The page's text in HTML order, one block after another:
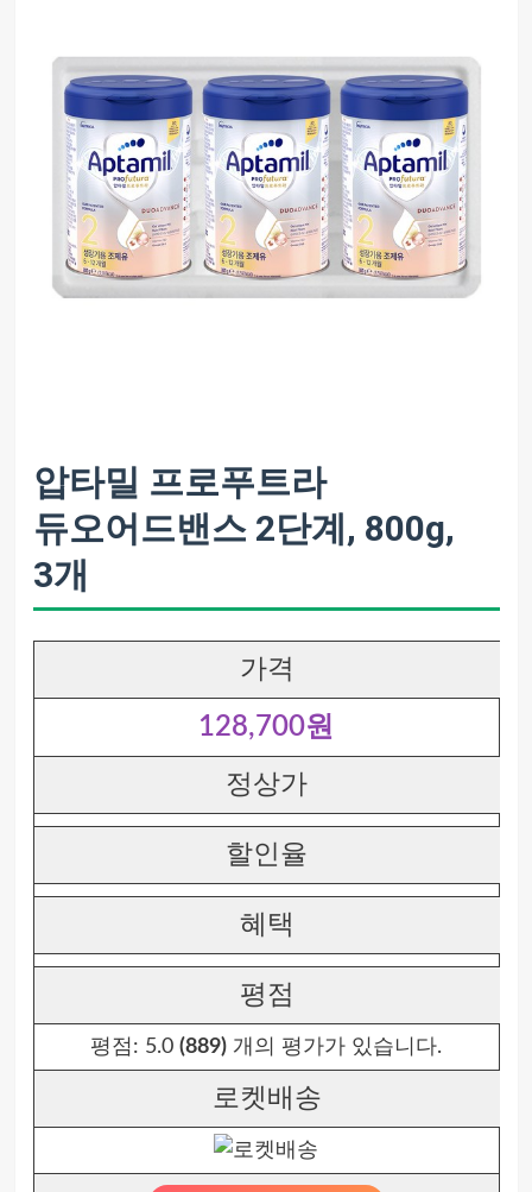
압타밀 프로푸트라
듀오어드밴스 2단계, 800g,
3개
가격
128,700원
정상가
할인율
혜택
평점
평점: 5.0 (889) 개의 평가가 있습니다.
로켓배송